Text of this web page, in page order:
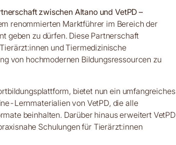
zwischen Altano und VetPD –
renommierten Marktführer im Bereich der
geben zu dürfen. Diese Partnerschaft
und Tiermedizinische
von hochmodernen Bildungsressourcen zu
bietet nun ein umfangreiches
Lernmaterialien von VetPD, die alle
beinhalten. Darüber hinaus erweitert VetPD
Schulungen für Tierärzt:innen